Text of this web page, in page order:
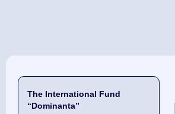
The International Fund
“Dominanta”